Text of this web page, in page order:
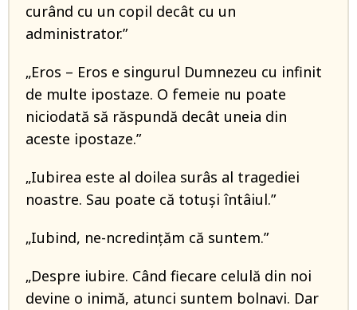
curând cu un copil decât cu un
administrator.”
„Eros – Eros e singurul Dumnezeu cu infinit
de multe ipostaze. O femeie nu poate
niciodată să răspundă decât uneia din
aceste ipostaze.”
„Iubirea este al doilea surâs al tragediei
noastre. Sau poate că totuşi întâiul.”
„Iubind, ne-ncredințăm că suntem.”
„Despre iubire. Când fiecare celulă din noi
devine o inimă, atunci suntem bolnavi. Dar